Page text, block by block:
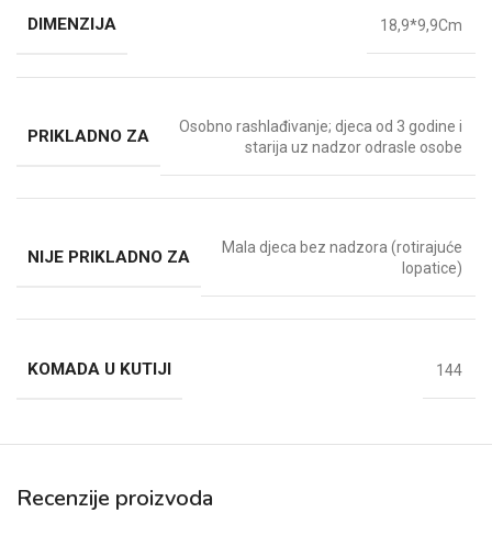
DIMENZIJA 18,9*9,9Cm
PRIKLADNO ZA
Osobno rashlađivanje; djeca od 3 godine i
starija uz nadzor odrasle osobe
NIJE PRIKLADNO ZA
Mala djeca bez nadzora (rotirajuće
lopatice)
KOMADA U KUTIJI 144
Recenzije proizvoda